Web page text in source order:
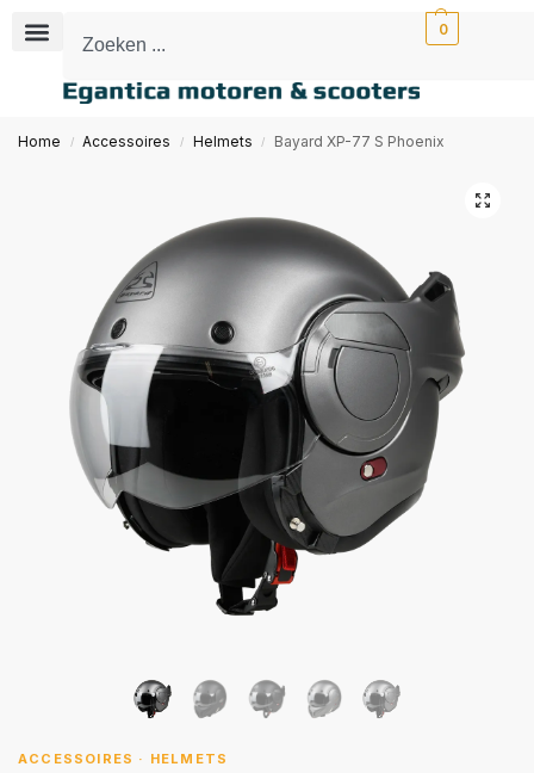
0
Home / Accessoires / Helmets / Bayard XP-77 S Phoenix
ACCESSOIRES · HELMETS